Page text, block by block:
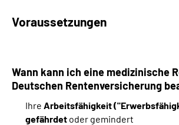
Voraussetzungen
Wann kann ich eine medizinische
Deutschen Rentenversicherung
Ihre Arbeitsfähigkeit
gefährdet oder gemindert